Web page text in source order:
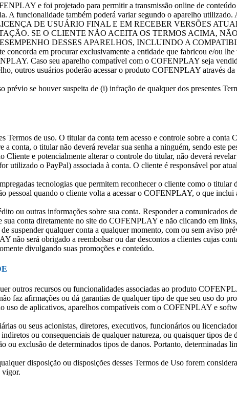
e foi projetado para permitir a transmissão online de
A funcionalidade também poderá variar segundo o aparelho
DE USUÁRIO FINAL E EM RECEBER VERSÕES
SE O CLIENTE NÃO ACEITA OS TERMOS ACIMA,
DESSES APARELHOS, INCLUINDO A
em procurar exclusivamente a entidade que fabricou e/ou lhe
Caso seu aparelho compatível com o COFENPLAY seja
outros usuários poderão acessar o produto COFENPLAY através da
se houver suspeita de (i) infração de qualquer dos presentes
de uso. O titular da conta tem acesso e controle sobre a
conta, o titular não deverá revelar sua senha a ninguém, sendo este
e potencialmente alterar o controle do titular, não deverá
o PayPal) associada à conta. O cliente é responsável por
tecnologias que permitem reconhecer o cliente como o titular
pessoal quando o cliente volta a acessar o COFENPLAY, o que
ou outras informações sobre sua conta. Responder a comunicados
sua conta diretamente no site do COFENPLAY e não clicando em
qualquer conta a qualquer momento, com ou sem aviso
não será obrigado a reembolsar ou dar descontos a clientes cujas
divulgando suas promoções e conteúdo.
outros recursos ou funcionalidades associadas ao produto
faz afirmações ou dá garantias de qualquer tipo de que seu uso do
uso de aplicativos, aparelhos compatíveis com o COFENPLAY e
ou seus acionistas, diretores, executivos, funcionários ou
ou consequenciais de qualquer natureza, ou quaisquer tipos de
exclusão de determinados tipos de danos. Portanto, determinadas
disposição ou disposições desses Termos de Uso forem
vigor.